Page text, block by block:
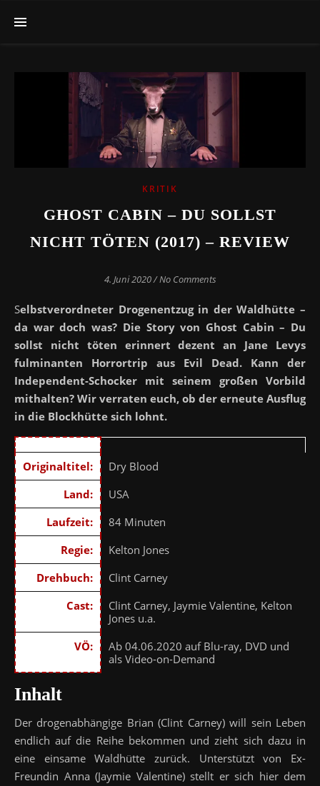
KRITIK
GHOST CABIN – DU SOLLST
NICHT TÖTEN (2017) – REVIEW
4. Juni 2020/No Comments
Selbstverordneter Drogenentzug in der Waldhütte –
da war doch was? Die Story von Ghost Cabin – Du
sollst nicht töten erinnert dezent an Jane Levys
fulminanten Horrortrip aus Evil Dead. Kann der
Independent-Schocker mit seinem großen Vorbild
mithalten? Wir verraten euch, ob der erneute Ausflug
in die Blockhütte sich lohnt.
Originaltitel:
Dry Blood
Land:
USA
Laufzeit:
84 Minuten
Regie:
Kelton Jones
Drehbuch:
Clint Carney
Cast:
Clint Carney, Jaymie Valentine, Kelton
Jones u.a.
VÖ:
Ab 04.06.2020 auf Blu-ray, DVD und
als Video-on-Demand
Inhalt
Der drogenabhängige Brian (Clint Carney) will sein Leben
endlich auf die Reihe bekommen und zieht sich dazu in
eine einsame Waldhütte zurück. Unterstützt von Ex-
Freundin Anna (Jaymie Valentine) stellt er sich hier dem